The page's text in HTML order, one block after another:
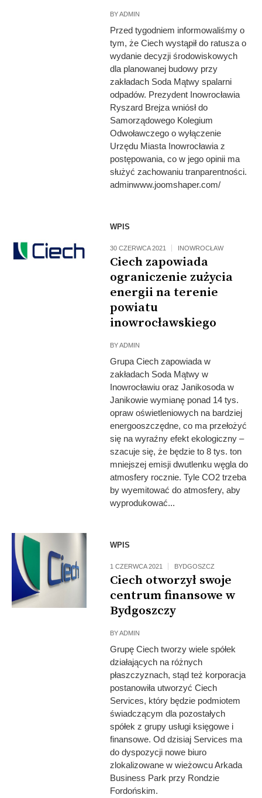
BYADMIN
Przed tygodniem informowaliśmy o
tym, że Ciech wystąpił do ratusza o
wydanie decyzji środowiskowych
dla planowanej budowy przy
zakładach Soda Mątwy spalarni
odpadów. Prezydent Inowrocławia
Ryszard Brejza wniósł do
Samorządowego Kolegium
Odwoławczego o wyłączenie
Urzędu Miasta Inowrocławia z
postępowania, co w jego opinii ma
służyć zachowaniu tranparentności.
adminwww.joomshaper.com/
WPIS
30 CZERWCA 2021 INOWROCŁAW
Ciech zapowiada
ograniczenie zużycia
energii na terenie
powiatu
inowrocławskiego
BYADMIN
Grupa Ciech zapowiada w
zakładach Soda Mątwy w
Inowrocławiu oraz Janikosoda w
Janikowie wymianę ponad 14 tys.
opraw oświetleniowych na bardziej
energooszczędne, co ma przełożyć
się na wyraźny efekt ekologiczny –
szacuje się, że będzie to 8 tys. ton
mniejszej emisji dwutlenku węgla do
atmosfery rocznie. Tyle CO2 trzeba
by wyemitować do atmosfery, aby
wyprodukować...
WPIS
1 CZERWCA 2021 BYDGOSZCZ
Ciech otworzył swoje
centrum finansowe w
Bydgoszczy
BYADMIN
Grupę Ciech tworzy wiele spółek
działających na różnych
płaszczyznach, stąd też korporacja
postanowiła utworzyć Ciech
Services, który będzie podmiotem
świadczącym dla pozostałych
spółek z grupy usługi księgowe i
finansowe. Od dzisiaj Services ma
do dyspozycji nowe biuro
zlokalizowane w wieżowcu Arkada
Business Park przy Rondzie
Fordońskim.